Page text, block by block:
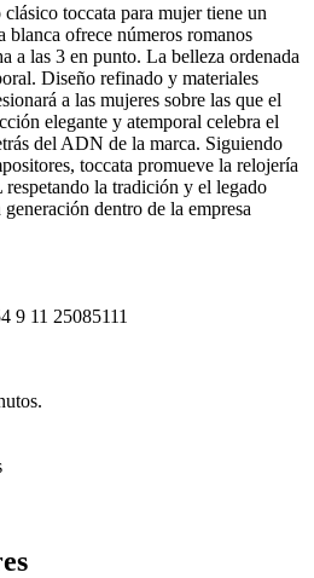
toccata para mujer tiene un
blanca ofrece números romanos
a las 3 en punto. La belleza ordenada
Diseño refinado y materiales
a las mujeres sobre las que el
elegante y atemporal celebra el
del ADN de la marca. Siguiendo
toccata promueve la relojería
la tradición y el legado
dentro de la empresa
9 11 25085111